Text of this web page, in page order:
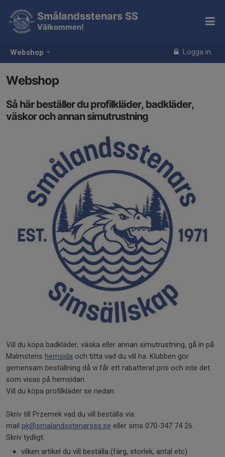
Webshop Logga in
Smålandsstenars SS
Välkommen!
Webshop
Så här beställer du profilkläder, badkläder,
väskor och annan simutrustning
Vill du köpa badkläder, väska eller annan simutrustning, gå in på
Malmstens hemsida och titta vad du vill ha. Klubben gör
gemensam beställning då vi får ett rabatterat pris och inte det
som visas på hemsidan.
Vill du köpa profilkläder se nedan.
Skriv till Przemek vad du vill beställa via
mail pk@smalandsstenarsss.se eller sms 070-347 74 26.
Skriv tydligt:
vilken artikel du vill beställa (färg, storlek, antal etc)